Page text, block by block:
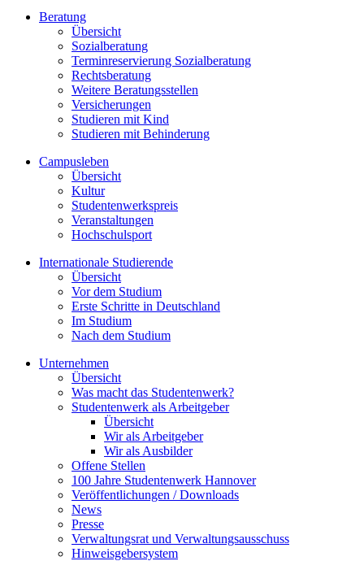
Beratung
Übersicht
Sozialberatung
Terminreservierung Sozialberatung
Rechtsberatung
Weitere Beratungsstellen
Versicherungen
Studieren mit Kind
Studieren mit Behinderung
Campusleben
Übersicht
Kultur
Studentenwerkspreis
Veranstaltungen
Hochschulsport
Internationale Studierende
Übersicht
Vor dem Studium
Erste Schritte in Deutschland
Im Studium
Nach dem Studium
Unternehmen
Übersicht
Was macht das Studentenwerk?
Studentenwerk als Arbeitgeber
Übersicht
Wir als Arbeitgeber
Wir als Ausbilder
Offene Stellen
100 Jahre Studentenwerk Hannover
Veröffentlichungen / Downloads
News
Presse
Verwaltungsrat und Verwaltungsausschuss
Hinweisgebersystem